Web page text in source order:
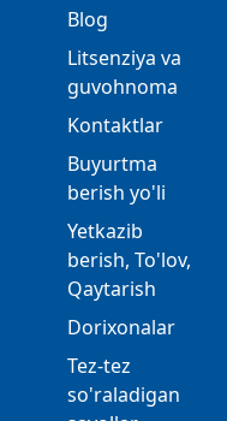
Blog
Litsenziya va
guvohnoma
Kontaktlar
Buyurtma
berish yo'li
Yetkazib
berish, To'lov,
Qaytarish
Dorixonalar
Tez-tez
so'raladigan